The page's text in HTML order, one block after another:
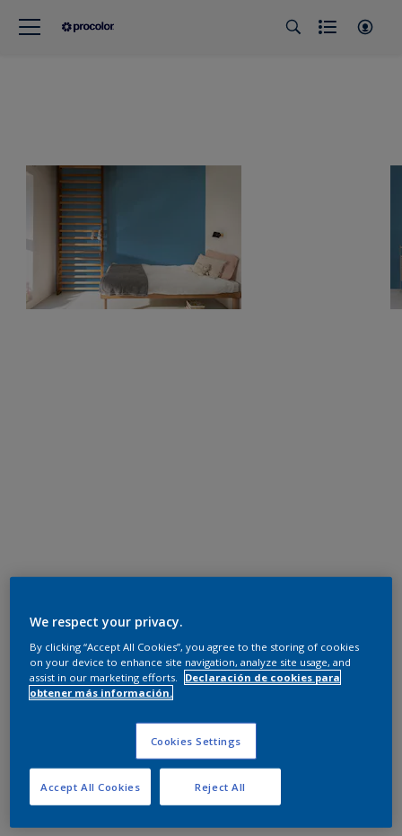
We respect your privacy.
By clicking “Accept All Cookies”, you agree to the storing of cookies
on your device to enhance site navigation, analyze site usage, and
assist in our marketing efforts.
Declaración de cookies para
obtener más información.
Cookies Settings
Reject All
Accept All Cookies